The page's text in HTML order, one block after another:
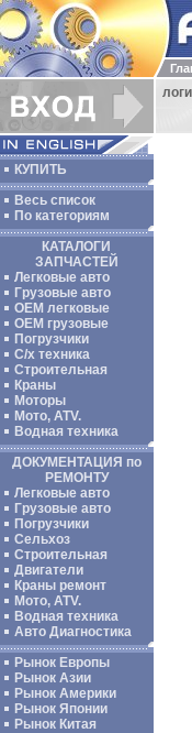
КУПИТЬ
Весь список
По категориям
КАТАЛОГИ
ЗАПЧАСТЕЙ
Легковые авто
Грузовые авто
ОЕМ легковые
OEM грузовые
Погрузчики
С/х техника
Строительная
Краны
Моторы
Мото, ATV.
Водная техника
ДОКУМЕНТАЦИЯ по
РЕМОНТУ
Легковые авто
Грузовые авто
Погрузчики
Сельхоз
Строительная
Двигатели
Краны ремонт
Мото, ATV.
Водная техника
Авто Диагностика
Рынок Европы
Рынок Азии
Рынок Америки
Рынок Японии
Рынок Китая